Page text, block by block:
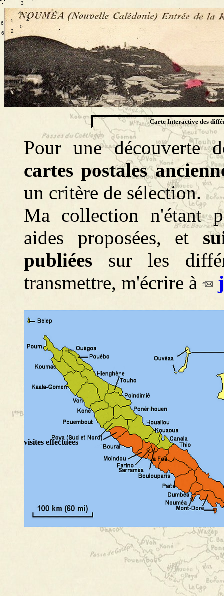
2
0
3
4
5
6
Carte Interactive des
Pour une découverte
cartes postales
un critère de sélection.
Ma collection n'étant
aides proposées, et
publiées sur les
transmettre, m'écrire à
visites effectuées